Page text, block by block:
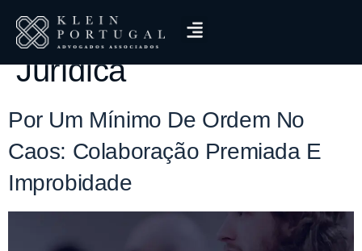
Tag:Segurança
Jurídica
Por Um Mínimo De Ordem No
Caos: Colaboração Premiada E
Improbidade